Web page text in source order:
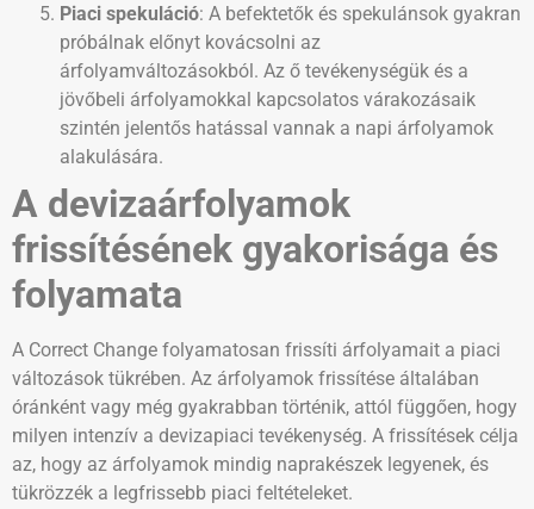
Piaci spekuláció: A befektetők és spekulánsok gyakran
próbálnak előnyt kovácsolni az
árfolyamváltozásokból. Az ő tevékenységük és a
jövőbeli árfolyamokkal kapcsolatos várakozásaik
szintén jelentős hatással vannak a napi árfolyamok
alakulására.
A devizaárfolyamok
frissítésének gyakorisága és
folyamata
A Correct Change folyamatosan frissíti árfolyamait a piaci
változások tükrében. Az árfolyamok frissítése általában
óránként vagy még gyakrabban történik, attól függően, hogy
milyen intenzív a devizapiaci tevékenység. A frissítések célja
az, hogy az árfolyamok mindig naprakészek legyenek, és
tükrözzék a legfrissebb piaci feltételeket.